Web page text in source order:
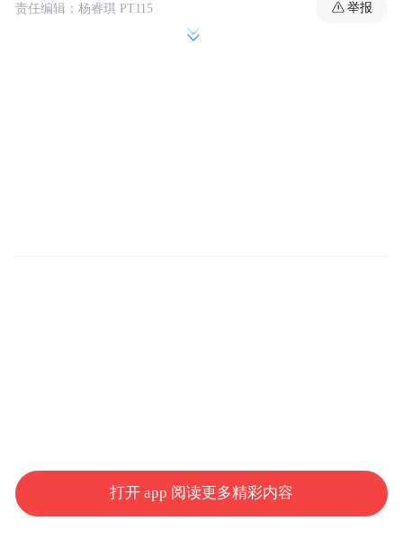
爆仓1.78亿美元，比特币爆仓3.41亿美元，以
太坊爆仓1.68亿美元。
责任编辑：杨睿琪 PT115 举报
打开 app 阅读更多精彩内容